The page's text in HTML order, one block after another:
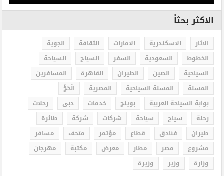
الاكثر بحثاً
الاثار الاسكندرية الامارات الثقافة
الجوية
الخطوط
السعودية السفر السياح
السياحة
السياحية
الصين الطيران القاهرة
المسافرين
المسلة
المسلة السياحية المصرية
الْحَجُّ
بوابة السياحة العربية
بوينج خدمات دبى
رحلات
رحلة
سياح سياحة شركات شركة
طائرة
طيران
فنادق قطاع مؤتمر متحف
مسافر
مشروع
مصر مطار معرض مكتبة
مهرجان
وزارة
وزير وزيرة